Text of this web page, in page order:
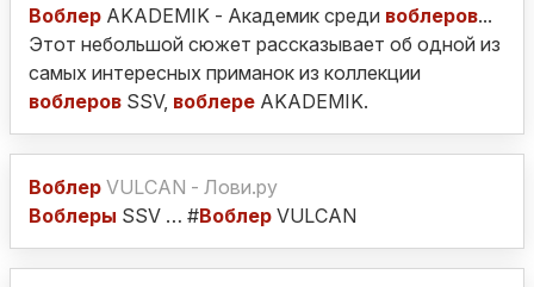
Воблер AKADEMIK - Академик среди воблеров...
Этот небольшой сюжет рассказывает об одной из
самых интересных приманок из коллекции
воблеров SSV, воблере AKADEMIK.
Воблер VULCAN - Лови.ру
Воблеры SSV … #Воблер VULCAN